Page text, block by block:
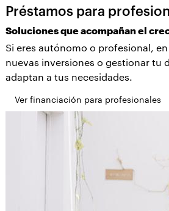
Préstamos para
Soluciones que acompañan el
Si eres autónomo o profesional,
nuevas inversiones o gestionar tu
adaptan a tus necesidades.
Ver financiación para profesionales